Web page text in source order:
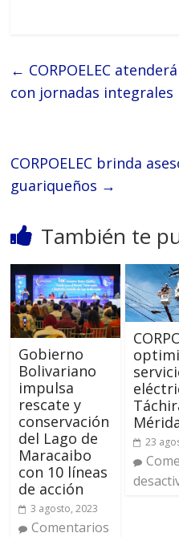
← CORPOELEC
con jornadas integrales
CORPOELEC brinda
guariqueños →
También te
Gobierno
Bolivariano
impulsa
rescate y
conservación
del Lago de
Maracaibo
con 10 líneas
de acción
3 agosto, 2023
Comentarios
23